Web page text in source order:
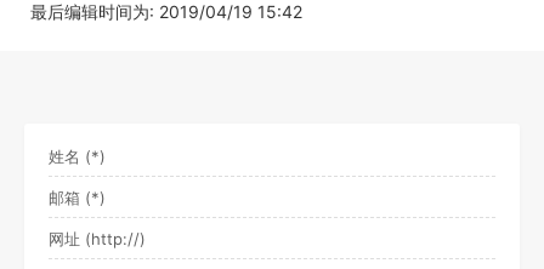
最后编辑时间为: 2019/04/19 15:42